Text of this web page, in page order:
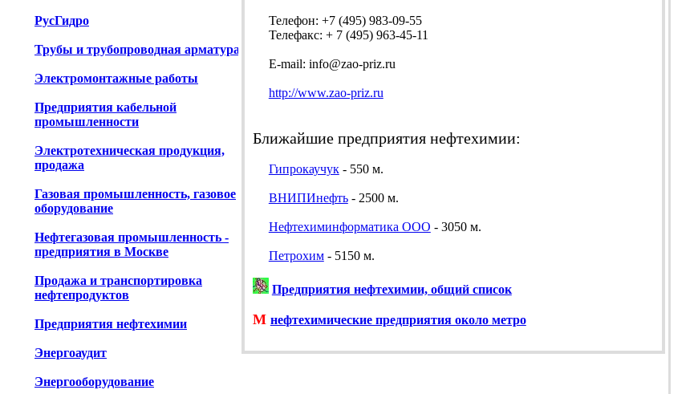
РусГидро
Трубы и трубопроводная арматура
Электромонтажные работы
Предприятия кабельной
промышленности
Электротехническая продукция,
продажа
Газовая промышленность, газовое
оборудование
Нефтегазовая промышленность -
предприятия в Москве
Продажа и транспортировка
нефтепродуктов
Предприятия нефтехимии
Энергоаудит
Энергооборудование
Телефон: +7 (495) 983-09-55
Телефакс: + 7 (495) 963-45-11
E-mail: info@zao-priz.ru
http://www.zao-priz.ru
Ближайшие предприятия нефтехимии:
Гипрокаучук- 550 м.
ВНИПИнефть- 2500 м.
Нефтехиминформатика ООО - 3050 м.
Петрохим- 5150 м.
Предприятия нефтехимии, общий список
М нефтехимические предприятия около метро